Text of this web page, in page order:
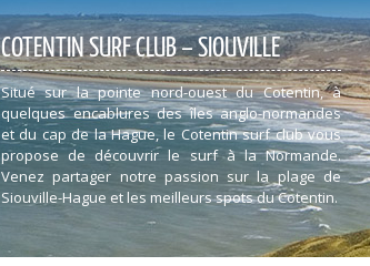
COTENTIN SURF CLUB – SIOUVILLE
Situé sur la pointe nord-ouest du Cotentin, à
quelques encablures des îles anglo-normandes
et du cap de la Hague, le Cotentin surf club vous
propose de découvrir le surf à la Normande.
Venez partager notre passion sur la plage de
Siouville-Hague et les meilleurs spots du Cotentin.